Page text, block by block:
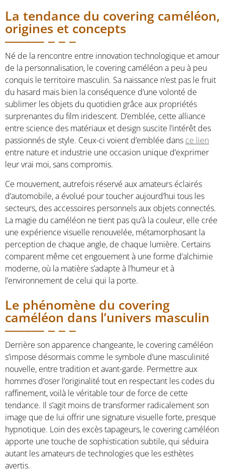
La tendance du covering caméléon,
origines et concepts
Né de la rencontre entre innovation technologique et amour
de la personnalisation, le covering caméléon a peu à peu
conquis le territoire masculin. Sa naissance n’est pas le fruit
du hasard mais bien la conséquence d’une volonté de
sublimer les objets du quotidien grâce aux propriétés
surprenantes du film iridescent. D’emblée, cette alliance
entre science des matériaux et design suscite l’intérêt des
passionnés de style. Ceux-ci voient d’emblée dans ce lien
entre nature et industrie une occasion unique d’exprimer
leur vrai moi, sans compromis.
Ce mouvement, autrefois réservé aux amateurs éclairés
d’automobile, a évolué pour toucher aujourd’hui tous les
secteurs, des accessoires personnels aux objets connectés.
La magie du caméléon ne tient pas qu’à la couleur, elle crée
une expérience visuelle renouvelée, métamorphosant la
perception de chaque angle, de chaque lumière. Certains
comparent même cet engouement à une forme d’alchimie
moderne, où la matière s’adapte à l’humeur et à
l’environnement de celui qui la porte.
Le phénomène du covering
caméléon dans l’univers masculin
Derrière son apparence changeante, le covering caméléon
s’impose désormais comme le symbole d’une masculinité
nouvelle, entre tradition et avant-garde. Permettre aux
hommes d’oser l’originalité tout en respectant les codes du
raffinement, voilà le véritable tour de force de cette
tendance. Il s’agit moins de transformer radicalement son
image que de lui offrir une signature visuelle forte, presque
hypnotique. Loin des excès tapageurs, le covering caméléon
apporte une touche de sophistication subtile, qui séduira
autant les amateurs de technologies que les esthètes
avertis.